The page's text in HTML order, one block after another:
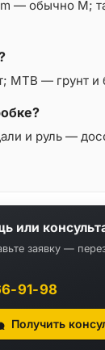
— обычно M;
MTB — грунт
и руль —
или
заявку —
91-98
Получить